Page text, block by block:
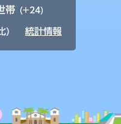
帯 (+24)
) 統計情報